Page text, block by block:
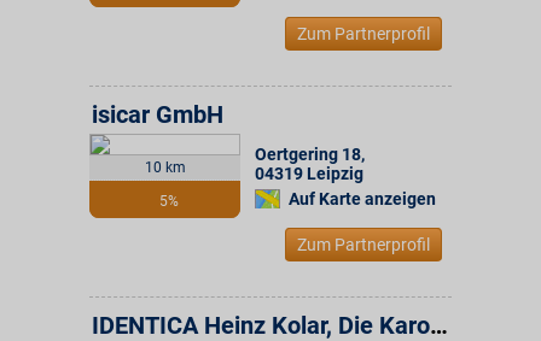
Zum Partnerprofil
10 km
5%
isicar GmbH
Oertgering 18,
04319 Leipzig
Auf Karte anzeigen
Zum Partnerprofil
IDENTICA Heinz Kolar, Die Karosserie- und Lackexperten